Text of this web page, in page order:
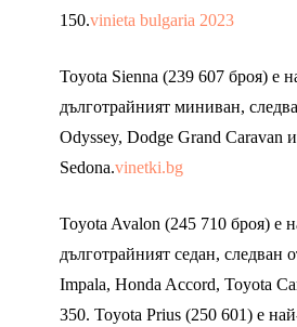
150.vinieta bulgaria 2023
Toyota Sienna (239 607 броя) е
дълготрайният миниван,
Odyssey, Dodge Grand Caravan
Sedona.vinetki.bg
Toyota Avalon (245 710 броя) е
дълготрайният седан, следван
Impala, Honda Accord, Toyota
350. Toyota Prius (250 601) е